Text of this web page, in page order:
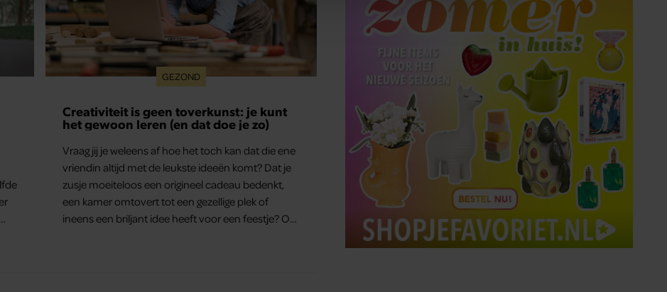
Deze partners kunnen deze gegevens combineren met andere informatie die u aan ze heeft
verzameld op basis van uw gebruik van hun services. U gaat akkoord met onze cookies als u
GEZOND
Creativiteit is geen toverkunst: je kunt
het gewoon leren (en dat doe je zo)
Vraag jij je weleens af hoe het toch kan dat die ene
vriendin altijd met de leukste ideeën komt? Dat je
zusje moeiteloos een origineel cadeau bedenkt,
een kamer omtovert tot een gezellige plek of
ineens een briljant idee heeft voor een feestje? Of